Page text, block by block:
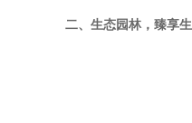
二、生态园林，臻享